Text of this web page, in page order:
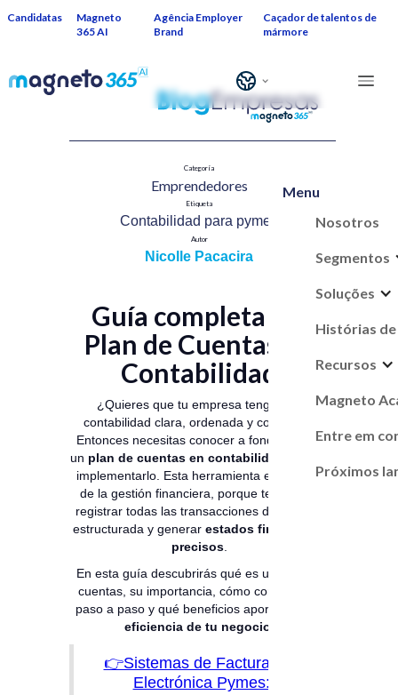
Candidatas
Magneto
365 AI
Agência Employer
Brand
Caçador de talentos de
mármore
Menu
Nosotros
Segmentos
Soluções
Histórias de
Recursos
Magneto
Entre em
Próximos
Categoría
Emprendedores​
Etiqueta
Contabilidad para pymes​
Autor
Nicolle Pacacira
Guía completa del
Plan de Cuentas en
Contabilidad
¿Quieres que tu empresa tenga una
contabilidad clara, ordenada y confiable?
Entonces necesitas conocer a fondo qué es
un plan de cuentas en contabilidad
implementarlo. Esta herramienta es la base
de la gestión financiera, porque te permite
registrar todas las transacciones de manera
estructurada y generar estados financieros
precisos.
En esta guía descubrirás qué es un plan de
cuentas, su importancia, cómo configurarlo
paso a paso y qué beneficios aporta para la
eficiencia de tu negocio
👉Sistemas de Facturación
Electrónica Pymes: